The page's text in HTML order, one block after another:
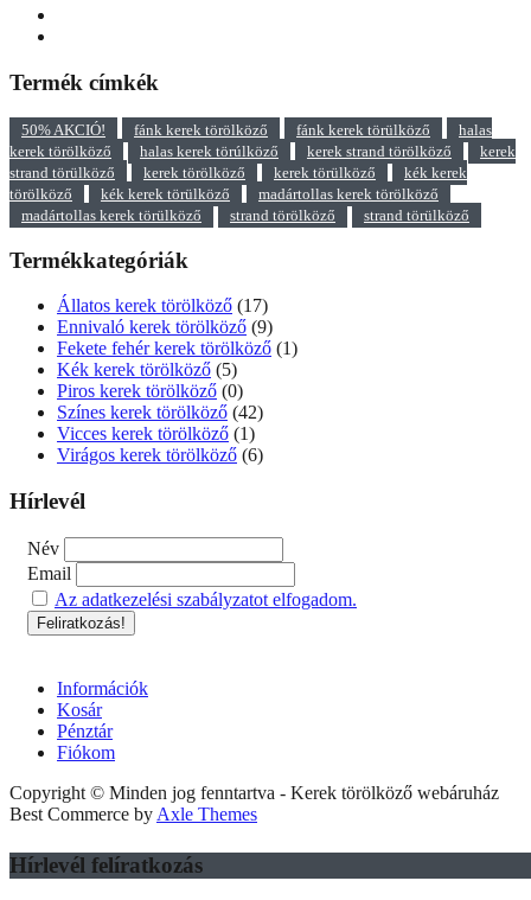
Termék címkék
50% AKCIÓ! fánk kerek törölköző fánk kerek törülköző
halas
kerek törölköző
halas kerek törúlköző kerek strand törölköző
kerek
strand törülköző
kerek törölköző kerek törülköző
kék kerek
törölköző
kék kerek törülköző
madártollas kerek törölköző
madártollas kerek törülköző
strand törölköző strand törülköző
Termékkategóriák
Állatos kerek törölköző (17)
Ennivaló kerek törölköző (9)
Fekete fehér kerek törölköző (1)
Kék kerek törölköző (5)
Piros kerek törölköző (0)
Színes kerek törölköző (42)
Vicces kerek törölköző (1)
Virágos kerek törölköző (6)
Hírlevél
Név
Email
Az adatkezelési szabályzatot elfogadom.
Információk
Kosár
Pénztár
Fiókom
Copyright © Minden jog fenntartva - Kerek törölköző webáruház
Best Commerce by Axle Themes
Hírlevél felíratkozás